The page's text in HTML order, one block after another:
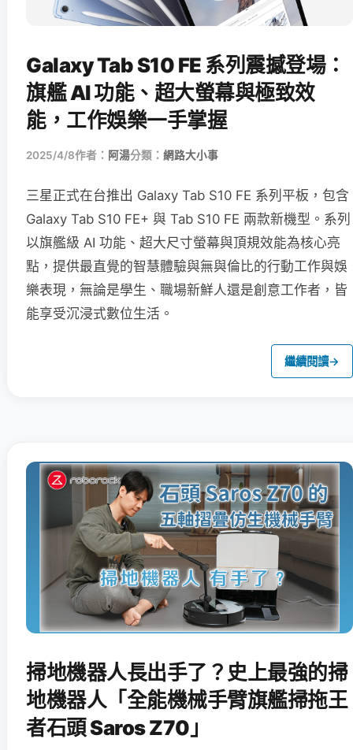
Galaxy Tab S10 FE 系列震撼登場：
旗艦 AI 功能、超大螢幕與極致效
能，工作娛樂一手掌握
2025/4/8作者： 阿湯分類： 網路大小事
三星正式在台推出 Galaxy Tab S10 FE 系列平板，包含
Galaxy Tab S10 FE+ 與 Tab S10 FE 兩款新機型。系列
以旗艦級 AI 功能、超大尺寸螢幕與頂規效能為核心亮
點，提供最直覺的智慧體驗與無與倫比的行動工作與娛
樂表現，無論是學生、職場新鮮人還是創意工作者，皆
能享受沉浸式數位生活。
繼續閱讀→
掃地機器人長出手了？史上最強的掃
地機器人「全能機械手臂旗艦掃拖王
者石頭 Saros Z70」